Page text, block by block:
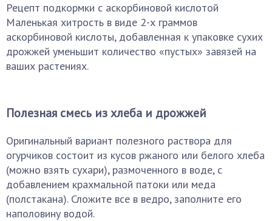
Рецепт подкормки с аскорбиновой кислотой
Маленькая хитрость в виде 2-х граммов
аскорбиновой кислоты, добавленная к упаковке сухих
дрожжей уменьшит количество «пустых» завязей на
ваших растениях.
Полезная смесь из хлеба и дрожжей
Оригинальный вариант полезного раствора для
огурчиков состоит из кусов ржаного или белого хлеба
(можно взять сухари), размоченного в воде, с
добавлением крахмальной патоки или меда
(полстакана). Сложите все в ведро, заполните его
наполовину водой.